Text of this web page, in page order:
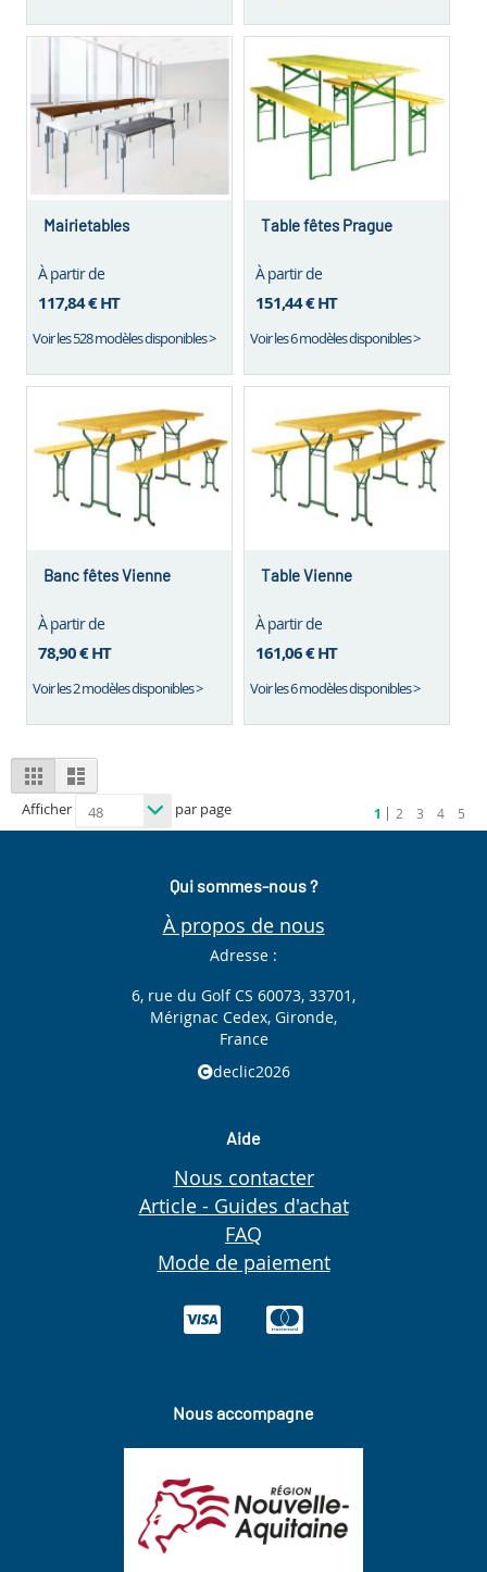
Mairietables
À partir de
117,84 €HT
Voir les 528 modèles disponibles >
Table fêtes Prague
À partir de
151,44 €HT
Voir les 6 modèles disponibles >
Banc fêtes Vienne
À partir de
78,90 €HT
Voir les 2 modèles disponibles >
Table Vienne
À partir de
161,06 €HT
Voir les 6 modèles disponibles >
View
as
Grid List
Afficher par page Page
Vous
êtes
1 Page
2 Page
3 Page
4 Page
5
Qui sommes-nous ?
À propos de nous
Adresse :
6, rue du Golf CS 60073, 33701,
Mérignac Cedex, Gironde,
France
declic2026
Aide
Nous contacter
Article - Guides d'achat
FAQ
Mode de paiement
Nous accompagne